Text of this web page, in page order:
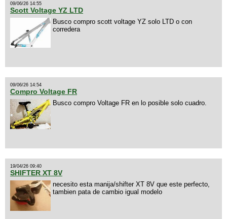
09/06/26 14:55
Scott Voltage YZ LTD
Busco compro scott voltage YZ solo LTD o con
corredera
09/06/26 14:54
Compro Voltage FR
Busco compro Voltage FR en lo posible solo cuadro.
19/04/26 09:40
SHIFTER XT 8V
necesito esta manija/shifter XT 8V que este perfecto,
tambien pata de cambio igual modelo